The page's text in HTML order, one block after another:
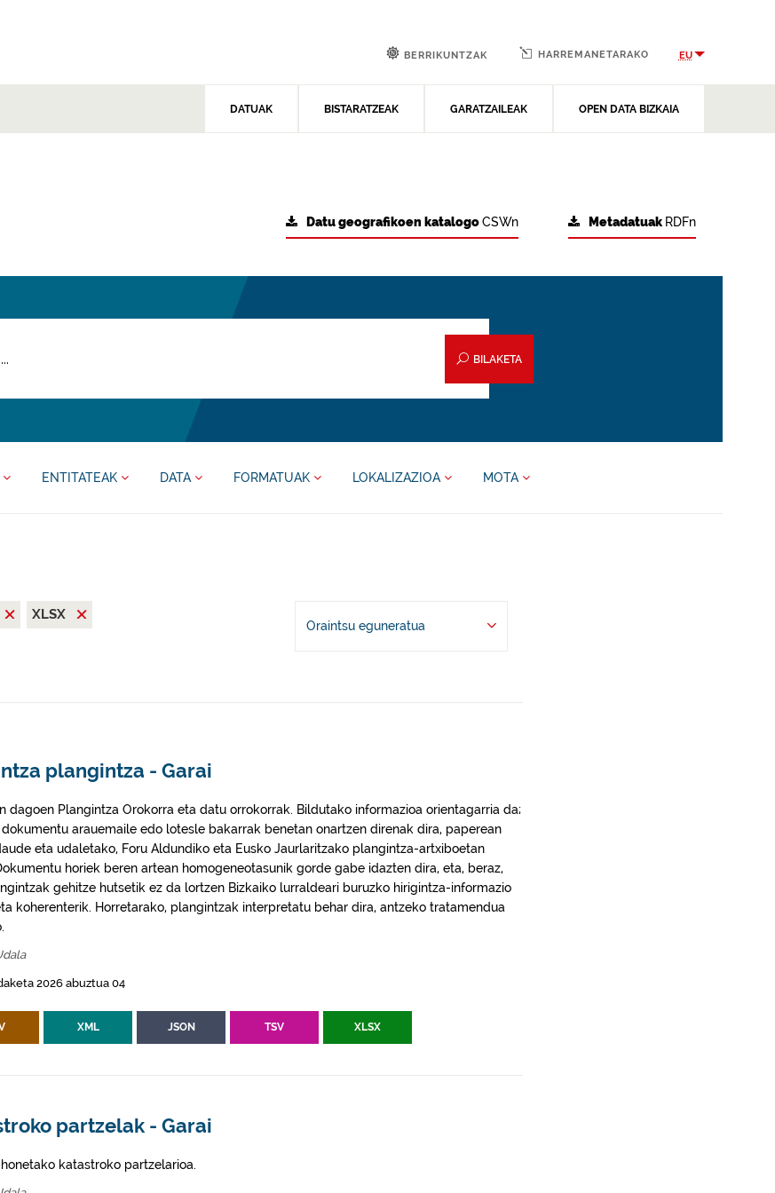
DATUAK BISTARATZEAK GARATZAILEAK OPEN DATA BIZKAIA
BERRIKUNTZAK HARREMANETARAKO EU
Metadatuak RDFn
Datu geografikoen katalogoCSWn
BILAKETA
ENTITATEAK DATA FORMATUAK LOKALIZAZIOA MOTA
XLSX
Oraintsu eguneratua
plangintza - Garai
dagoen Plangintza Orokorra eta datu orrokorrak. Bildutako informazioa orientagarria da;
dokumentu arauemaile edo lotesle bakarrak benetan onartzen direnak dira, paperean
eta udaletako, Foru Aldundiko eta Eusko Jaurlaritzako plangintza-artxiboetan
horiek beren artean homogeneotasunik gorde gabe idazten dira, eta, beraz,
gehitze hutsetik ez da lortzen Bizkaiko lurraldeari buruzko hirigintza-informazio
koherenterik. Horretarako, plangintzak interpretatu behar dira, antzeko tratamendua
2026 abuztua 04
XML JSON TSV XLSX
partzelak - Garai
katastroko partzelarioa.